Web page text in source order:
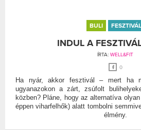
BULI FESZTIVÁL
INDUL A
ÍRTA: WELL&FIT
0
Ha nyár, akkor fesztivál – mert ha
ugyanazokon a zárt, zsúfolt
közben? Pláne, hogy az alternatíva
éppen viharfelhők) alatt tombolni
élmény.